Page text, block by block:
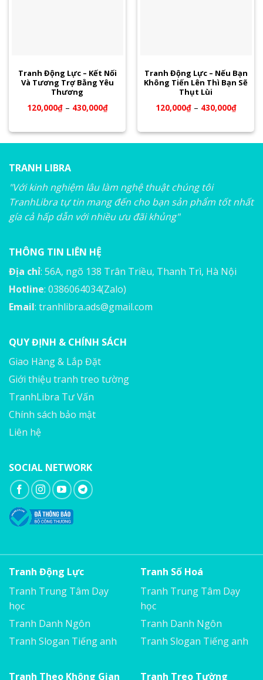
Tranh Động Lực – Kết Nối
Và Tương Trợ Bằng Yêu
Thương
120,000₫– 430,000₫
Tranh Động Lực – Nếu Bạn
Không Tiến Lên Thì Bạn Sẽ
Thụt Lùi
120,000₫– 430,000₫
TRANH LIBRA
"Với kinh nghiệm lâu làm nghệ thuật chúng tôi
TranhLibra tự tin mang đến cho bạn sản phẩm tốt nhất
gía cả hấp dẫn với nhiều ưu đãi khủng"
THÔNG TIN LIÊN HỆ
Địa chỉ: 56A, ngõ 138 Trân Triều, Thanh Trì, Hà Nội
Hotline: 0386064034(Zalo)
Email: tranhlibra.ads@gmail.com
QUY ĐỊNH & CHÍNH SÁCH
Giao Hàng & Lắp Đặt
Giới thiệu tranh treo tường
TranhLibra Tư Vấn
Chính sách bảo mật
Liên hệ
SOCIAL NETWORK
Tranh Động Lực
Tranh Trung Tâm Dạy
học
Tranh Danh Ngôn
Tranh Slogan Tiếng anh
Tranh Số Hoá
Tranh Trung Tâm Dạy
học
Tranh Danh Ngôn
Tranh Slogan Tiếng anh
Tranh Theo Không Gian Tranh Treo Tường